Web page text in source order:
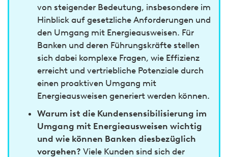
von steigender Bedeutung, insbesondere im
Hinblick auf gesetzliche Anforderungen und
den Umgang mit Energieausweisen. Für
Banken und deren Führungskräfte stellen
sich dabei komplexe Fragen, wie Effizienz
erreicht und vertriebliche Potenziale durch
einen proaktiven Umgang mit
Energieausweisen generiert werden können.
Warum ist die Kundensensibilisierung im
Umgang mit Energieausweisen wichtig
und wie können Banken diesbezüglich
vorgehen? Viele Kunden sind sich der